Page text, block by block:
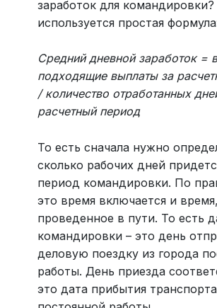
заработок для командировки?
используется простая
Средний дневной заработок =
подходящие выплаты за
/ количество отработанных
расчетный период
То есть сначала нужно
сколько рабочих дней
период командировки. По
это время включается и время,
проведенное в пути. То есть
командировки – это день
деловую поездку из города
работы. День приезда
это дата прибытия